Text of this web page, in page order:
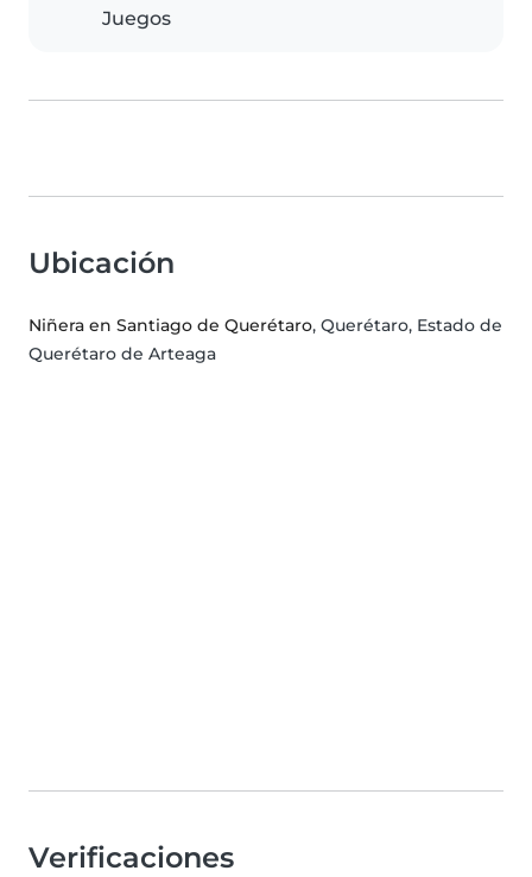
Juegos
Ubicación
Niñera en Santiago de Querétaro, Querétaro, Estado de
Querétaro de Arteaga
Verificaciones